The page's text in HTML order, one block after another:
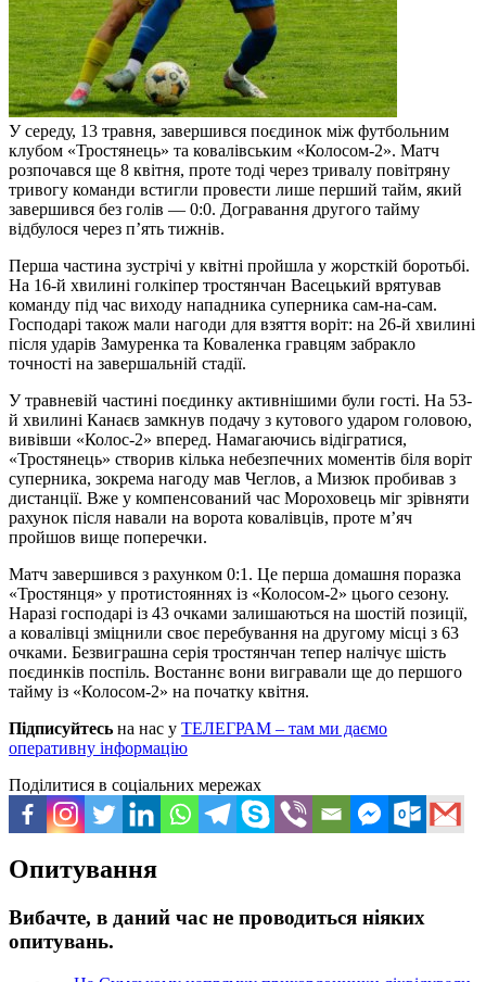
У середу, 13 травня, завершився поєдинок між футбольним
клубом «Тростянець» та ковалівським «Колосом-2». Матч
розпочався ще 8 квітня, проте тоді через тривалу повітряну
тривогу команди встигли провести лише перший тайм, який
завершився без голів — 0:0. Догравання другого тайму
відбулося через п’ять тижнів.
Перша частина зустрічі у квітні пройшла у жорсткій боротьбі.
На 16-й хвилині голкіпер тростянчан Васецький врятував
команду під час виходу нападника суперника сам-на-сам.
Господарі також мали нагоди для взяття воріт: на 26-й хвилині
після ударів Замуренка та Коваленка гравцям забракло
точності на завершальній стадії.
У травневій частині поєдинку активнішими були гості. На 53-
й хвилині Канаєв замкнув подачу з кутового ударом головою,
вивівши «Колос-2» вперед. Намагаючись відігратися,
«Тростянець» створив кілька небезпечних моментів біля воріт
суперника, зокрема нагоду мав Чеглов, а Мизюк пробивав з
дистанції. Вже у компенсований час Мороховець міг зрівняти
рахунок після навали на ворота ковалівців, проте м’яч
пройшов вище поперечки.
Матч завершився з рахунком 0:1. Це перша домашня поразка
«Тростянця» у протистояннях із «Колосом-2» цього сезону.
Наразі господарі із 43 очками залишаються на шостій позиції,
а ковалівці зміцнили своє перебування на другому місці з 63
очками. Безвиграшна серія тростянчан тепер налічує шість
поєдинків поспіль. Востаннє вони вигравали ще до першого
тайму із «Колосом-2» на початку квітня.
Підписуйтесь на нас у ТЕЛЕГРАМ – там ми даємо
оперативну інформацію
Поділитися в соціальних мережах
Опитування
Вибачте, в даний час не проводиться ніяких
опитувань.